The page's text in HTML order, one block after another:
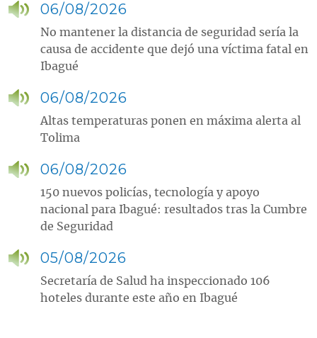
06/08/2026
No mantener la distancia de seguridad sería la
causa de accidente que dejó una víctima fatal en
Ibagué
06/08/2026
Altas temperaturas ponen en máxima alerta al
Tolima
06/08/2026
150 nuevos policías, tecnología y apoyo
nacional para Ibagué: resultados tras la Cumbre
de Seguridad
05/08/2026
Secretaría de Salud ha inspeccionado 106
hoteles durante este año en Ibagué